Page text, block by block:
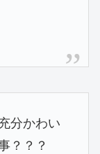
分かわい
？？？